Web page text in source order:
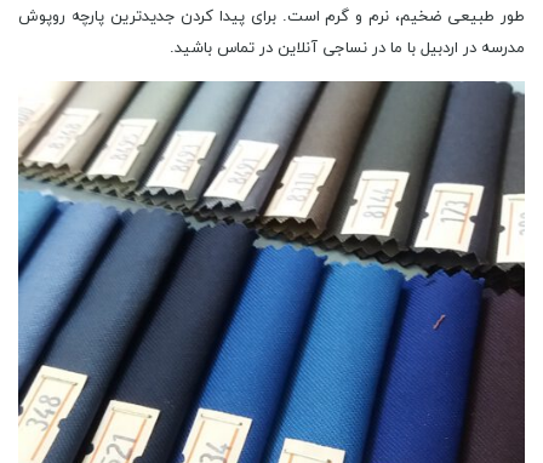
طور طبیعی ضخیم، نرم و گرم است. برای پیدا کردن جدیدترین پارچه روپوش
مدرسه در اردبیل با ما در نساجی آنلاین در تماس باشید.